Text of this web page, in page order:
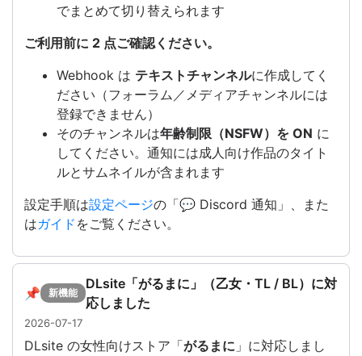
でまとめて切り替えられます
ご利用前に 2 点ご確認ください。
Webhook は テキストチャンネルに作成してく
ださい（フォーラム／メディアチャンネルには
登録できません）
そのチャンネルは年齢制限（NSFW）を ON に
してください。通知には成人向け作品のタイト
ルとサムネイルが含まれます
設定手順は設定ページの「💬 Discord 通知」、また
はガイド をご覧ください。
📌 新機能
DLsite「がるまに」（乙女・TL / BL）に対
応しました
2026-07-17
DLsite の女性向けストア「がるまに 」に対応しまし